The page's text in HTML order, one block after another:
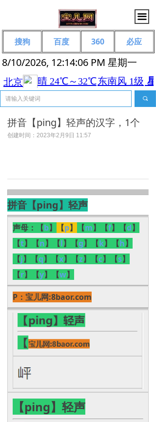
끀
8/10/2026, 12:14:06 PM 星期一
끠
搜狗 百度 360 必应
拼音【ping】轻声的汉字，1个
创建时间： 2023年2月9日 11:57
拼音【ping】轻声
声母： 【b】 【p】 【m】【f】【d】
【t】【n】【l】【g】【k】【h】
【j】【q】【x】【z】【c】【s】
【r】【y】【w】
P： 宝儿网:8baor.com
【ping】轻声